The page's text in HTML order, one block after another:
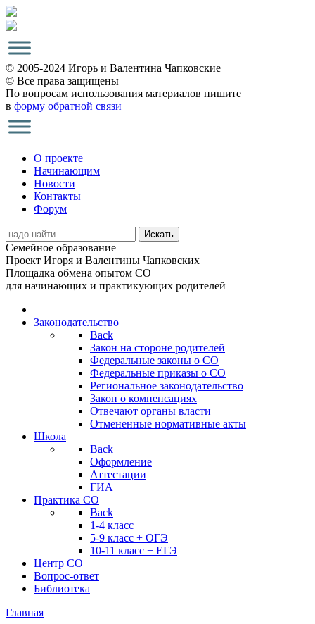
© 2005-2024 Игорь и Валентина Чапковские
© Все права защищены
По вопросам использования материалов пишите
в форму обратной связи
О проекте
Начинающим
Новости
Контакты
Форум
Search
for:
Семейное образование
Проект Игоря и Валентины Чапковских
Площадка обмена опытом СО
для начинающих и практикующих родителей
Законодательство
Back
Закон на стороне родителей
Федеральные законы о СО
Федеральные приказы о СО
Региональное законодательство
Закон о компенсациях
Отвечают органы власти
Отмененные нормативные акты
Школа
Back
Оформление
Аттестации
ГИА
Практика СО
Back
1-4 класс
5-9 класс + ОГЭ
10-11 класс + ЕГЭ
Центр СО
Вопрос-ответ
Библиотека
Главная